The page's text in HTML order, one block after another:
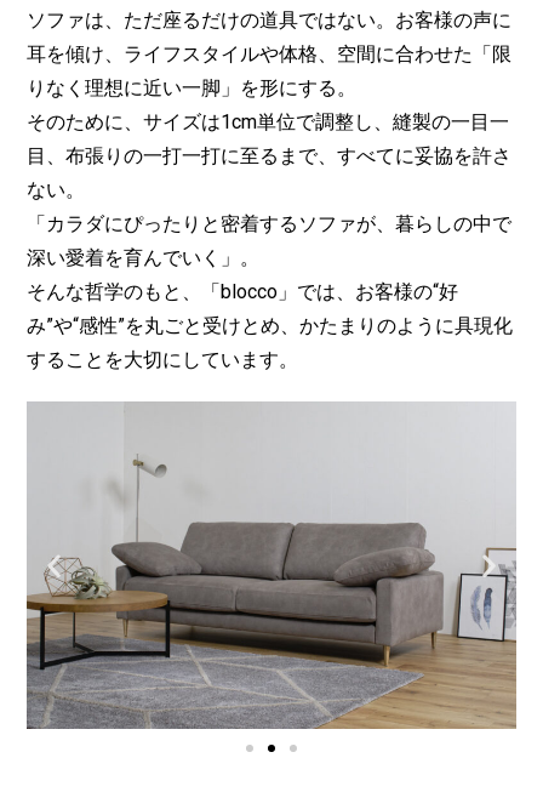
ソファは、ただ座るだけの道具ではない。お客様の声に
耳を傾け、ライフスタイルや体格、空間に合わせた「限
りなく理想に近い一脚」を形にする。
そのために、サイズは1cm単位で調整し、縫製の一目一
目、布張りの一打一打に至るまで、すべてに妥協を許さ
ない。
「カラダにぴったりと密着するソファが、暮らしの中で
深い愛着を育んでいく」。
そんな哲学のもと、「blocco」では、お客様の“好
み”や“感性”を丸ごと受けとめ、かたまりのように具現化
することを大切にしています。